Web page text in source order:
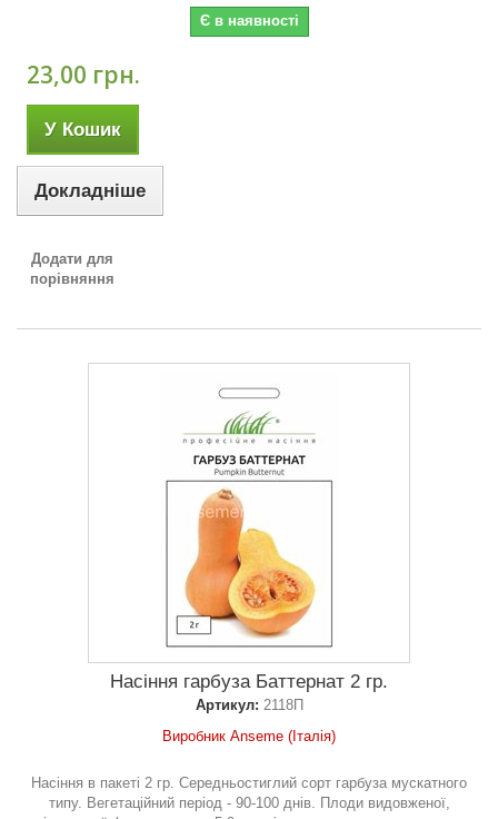
Є в наявності
23,00 грн.
У Кошик
Докладніше
Додати для
порівняння
Насіння гарбуза Баттернат 2 гр.
Артикул: 2118П
Виробник Anseme (Італія)
Насіння в пакеті 2 гр. Середньостиглий сорт гарбуза мускатного
типу. Вегетаційний період - 90-100 днів. Плоди видовженої,